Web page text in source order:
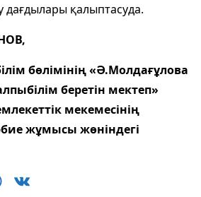
дағдылары қалыптасуда.
бөлімінің «Ә.Молдағұлова
беретін мектеп»
мекемесінің
жұмысы жөніндегі
W